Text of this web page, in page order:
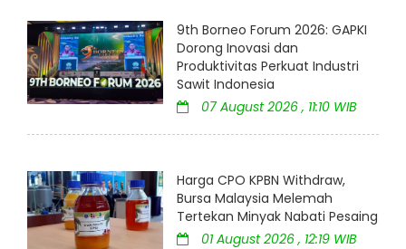
9th Borneo Forum 2026: GAPKI
Dorong Inovasi dan
Produktivitas Perkuat Industri
Sawit Indonesia
07 August 2026 , 11:10 WIB
Harga CPO KPBN Withdraw,
Bursa Malaysia Melemah
Tertekan Minyak Nabati Pesaing
01 August 2026 , 12:19 WIB